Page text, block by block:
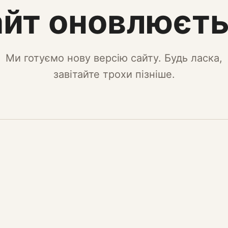
Ми готуємо нову версію сайту. Будь ласка,
завітайте трохи пізніше.